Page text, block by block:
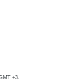
+3.